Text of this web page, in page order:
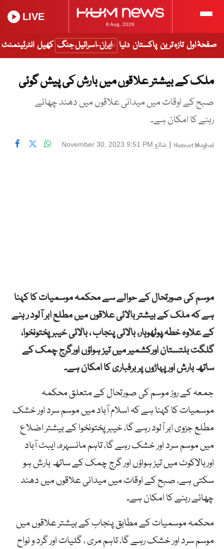
8 Aug, 2026
LIVE
صفحۂ اول تازہ ترین پاکستان دنیا ایران-اسرائیل جنگ کھیل انٹرٹینمنٹ
ملک کے بیشتر علاقوں میں بارش کی پیش گوئی
صبح کے اوقات میں میدانی علاقوں میں دھند چھائے
رہنے کا امکان ہے۔
Hasnat Mughal
| شائع November 30, 2023 9:51 PM
موسم کی صورتحال کے حوالے سے محکمہ موسمیات کا کہنا
ہے کہ ملک کے بیشتر بالائی علاقوں میں مطلع ابر آلود ر ہنے
کے علاوہ خطہ ٔپوٹھوہار، بالائی پنجاب ، بالائی خیبر پختونخوا،
گلگت بلتستان اورکشمیر میں تیز ہواؤں اورگرج چمک کے
ساتھ بارش اور پہاڑوں پر برفباری کا امکان ہے۔
جمعہ کے روز موسم کی صورتحال کے متعلق محکمہ
موسمیات کا کہنا ہے کہ اسلام آباد میں موسم سرد اور خشک
مطلع جزوی ابر آلود رہے گا، خیبرپختونخوا کے بیشتر اضلاع
میں موسم سرد اور خشک رہے گا، تاہم مانسہرہ، ایبٹ آباد
اوربالاکوٹ میں تیز ہواؤں اور گرج چمک کے ساتھ بارش ہو
سکتی ہے، صبح کے اوقات میں میدانی علاقوں میں دھند
چھائے رہنے کا امکان ہے۔
محکمہ موسمیات کے مطابق پنجاب کے بیشتر علاقوں میں
موسم سرد اور خشک رہے گا، تاہم مری ، گلیات اور گرد و نواح